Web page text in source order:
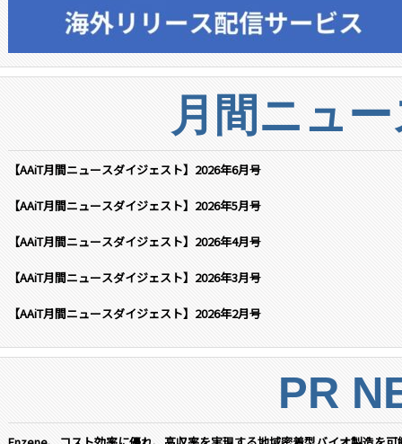
月間ニュ
【AAiT月間ニュースダイジェスト】2026年6月号
【AAiT月間ニュースダイジェスト】2026年5月号
【AAiT月間ニュースダイジェスト】2026年4月号
【AAiT月間ニュースダイジェスト】2026年3月号
【AAiT月間ニュースダイジェスト】2026年2月号
PR